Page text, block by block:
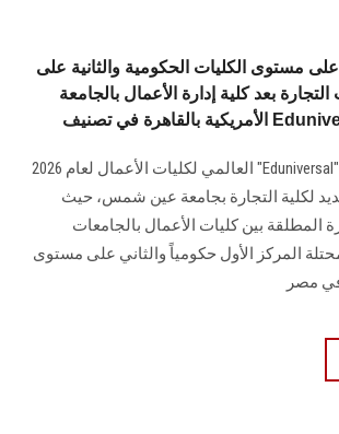
على مستوى الكليات الحكومية والثانية على
بعد كلية إدارة الأعمال بالجامعة
كشفت نتائج تصنيف "Eduniversal" العالمي لكليات الأعمال لعام 2026
لكلية التجارة بجامعة عين شمس، حيث
المطلقة بين كليات الأعمال بالجامعات
المركز الأول حكومياً والثاني على مستوى
في مصر